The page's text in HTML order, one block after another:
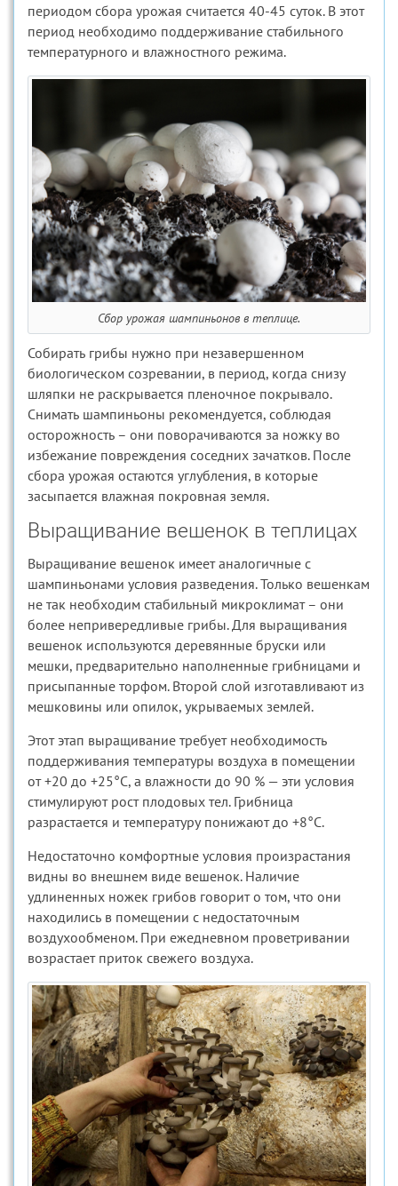
периодом сбора урожая считается 40-45 суток. В этот
период необходимо поддерживание стабильного
температурного и влажностного режима.
Сбор урожая шампиньонов в теплице.
Собирать грибы нужно при незавершенном
биологическом созревании, в период, когда снизу
шляпки не раскрывается пленочное покрывало.
Снимать шампиньоны рекомендуется, соблюдая
осторожность – они поворачиваются за ножку во
избежание повреждения соседних зачатков. После
сбора урожая остаются углубления, в которые
засыпается влажная покровная земля.
Выращивание вешенок в теплицах
Выращивание вешенок имеет аналогичные с
шампиньонами условия разведения. Только вешенкам
не так необходим стабильный микроклимат – они
более непривередливые грибы. Для выращивания
вешенок используются деревянные бруски или
мешки, предварительно наполненные грибницами и
присыпанные торфом. Второй слой изготавливают из
мешковины или опилок, укрываемых землей.
Этот этап выращивание требует необходимость
поддерживания температуры воздуха в помещении
от +20 до +25°С, а влажности до 90 % — эти условия
стимулируют рост плодовых тел. Грибница
разрастается и температуру понижают до +8°С.
Недостаточно комфортные условия произрастания
видны во внешнем виде вешенок. Наличие
удлиненных ножек грибов говорит о том, что они
находились в помещении с недостаточным
воздухообменом. При ежедневном проветривании
возрастает приток свежего воздуха.